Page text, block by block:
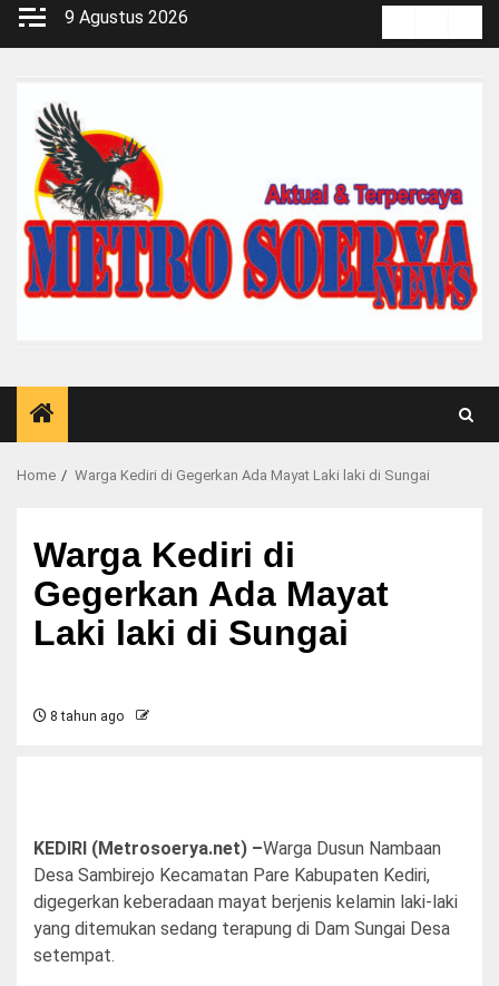
Skip
9 Agustus 2026
Media
Home Warga Kediri di Gegerkan Ada Mayat Laki laki di Sungai
Warga Kediri di
Gegerkan Ada Mayat
Laki laki di Sungai
8 tahun ago
KEDIRI (Metrosoerya.net) –Warga Dusun Nambaan
Desa Sambirejo Kecamatan Pare Kabupaten Kediri,
digegerkan keberadaan mayat berjenis kelamin laki-laki
yang ditemukan sedang terapung di Dam Sungai Desa
setempat.